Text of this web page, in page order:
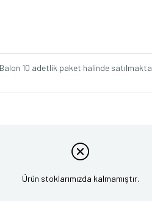
Balon 10 adetlik paket halinde
Ürün stoklarımızda kalmamıştır.